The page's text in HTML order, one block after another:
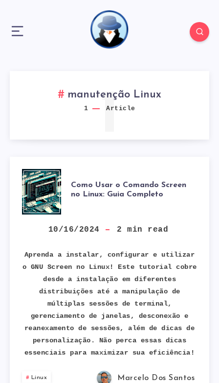
manutenção Linux
1 Article
1
COMO
USAR
COMANDO
SCREEN
NO
LINUX:
GUIA
COMPLETO
Como Usar o Comando Screen
no Linux: Guia Completo
10/16/2024 2 min read
Aprenda a instalar, configurar e utilizar
o GNU Screen no Linux! Este tutorial cobre
desde a instalação em diferentes
distribuições até a manipulação de
múltiplas sessões de terminal,
gerenciamento de janelas, desconexão e
reanexamento de sessões, além de dicas de
personalização. Não perca essas dicas
essenciais para maximizar sua eficiência!
Linux Marcelo Dos Santos